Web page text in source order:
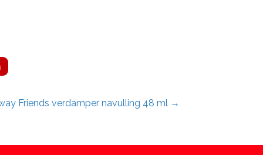
Friends verdamper navulling 48 ml →